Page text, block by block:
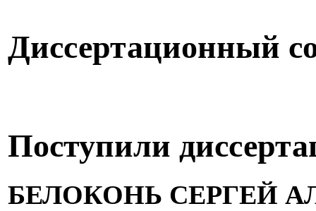
Диссертационный
Поступили
БЕЛОКОНЬ СЕРГЕЙ